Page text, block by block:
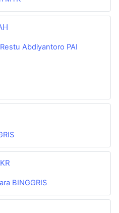
Restu Abdiyantoro PAI
BINGGRIS